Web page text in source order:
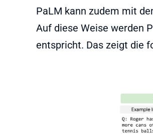
PaLM kann zudem mit
Auf diese Weise werden
entspricht. Das zeigt die